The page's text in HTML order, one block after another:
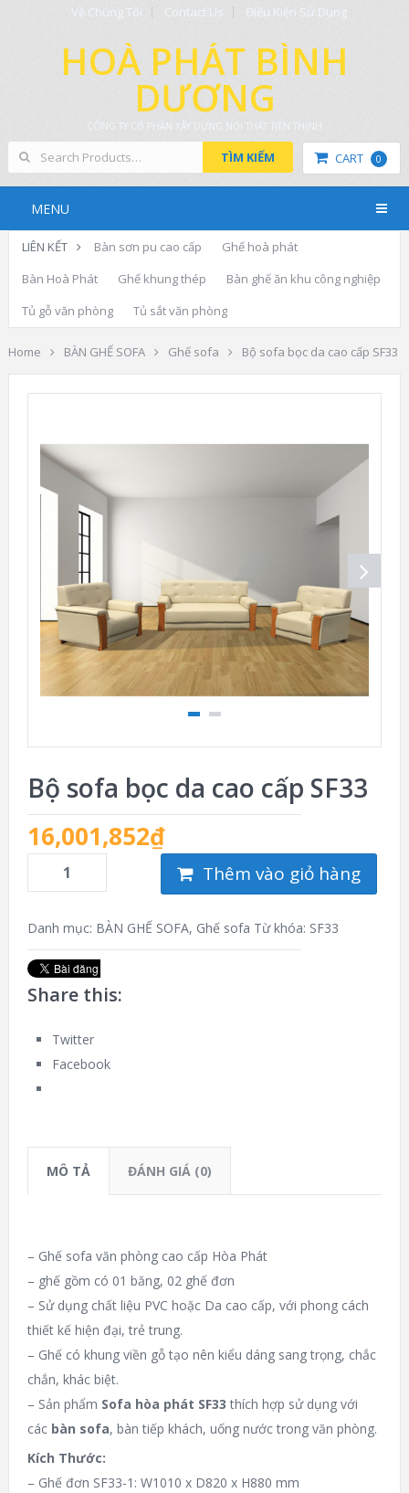
Về Chúng Tôi Contact Us Điều Kiện Sử Dụng
HOÀ PHÁT BÌNH
DƯƠNG
CÔNG TY CỔ PHẦN XÂY DỰNG NỘI THẤT TIẾN THỊNH
CART 0
TÌM KIẾM
MENU
LIÊN KẾT Bàn sơn pu cao cấp
Ghế hoà phát
Bàn Hoà Phát
Ghế khung thép
Bàn ghế ăn khu công nghiệp
Tủ gỗ văn phòng
Tủ sắt văn phòng
Home BÀN GHẾ SOFA Ghế sofa Bộ sofa bọc da cao cấp SF33
Bộ sofa bọc da cao cấp SF33
16,001,852₫
Thêm vào giỏ hàng
Danh mục: BÀN GHẾ SOFA, Ghế sofa Từ khóa: SF33
Share this:
Twitter
Facebook
MÔ TẢ ĐÁNH GIÁ (0)
– Ghế sofa văn phòng cao cấp Hòa Phát
– ghế gồm có 01 băng, 02 ghế đơn
– Sử dụng chất liệu PVC hoặc Da cao cấp, với phong cách
thiết kế hiện đại, trẻ trung.
– Ghế có khung viền gỗ tạo nên kiểu dáng sang trọng, chắc
chắn, khác biệt.
– Sản phẩm Sofa hòa phát SF33 thích hợp sử dụng với
các bàn sofa, bàn tiếp khách, uống nước trong văn phòng.
Kích Thước:
– Ghế đơn SF33-1: W1010 x D820 x H880 mm